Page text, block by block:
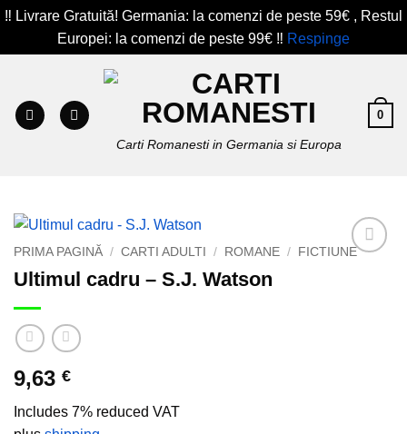
‼️ Livrare Gratuită! Germania: la comenzi de peste 59€ , Restul
Europei: la comenzi de peste 99€ ‼️ Respinge
content
Carti Romanesti in Germania si Europa
0
PRIMA PAGINĂ / CARTI ADULTI / ROMANE / FICTIUNE
Ultimul cadru – S.J. Watson
9,63 €
Includes 7% reduced VAT